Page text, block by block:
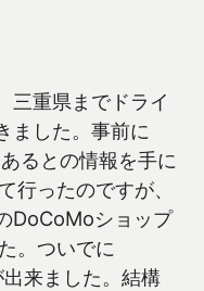
三重県までドライ
ました。事前に
るとの情報を手に
行ったのですが、
DoCoMoショップ
。ついでに
来ました。結構